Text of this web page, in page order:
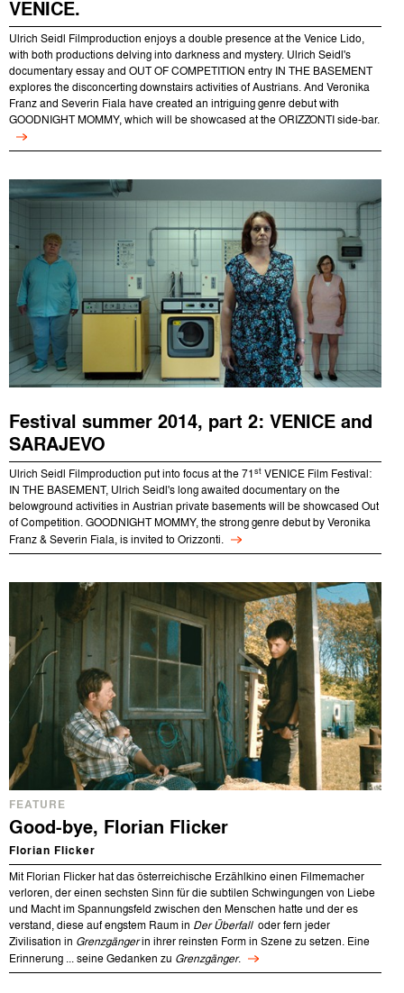
VENICE.
Ulrich Seidl Filmproduction enjoys a double presence at the Venice Lido,
with both productions delving into darkness and mystery. Ulrich Seidl's
documentary essay and OUT OF COMPETITION entry IN THE BASEMENT
explores the disconcerting downstairs activities of Austrians. And Veronika
Franz and Severin Fiala have created an intriguing genre debut with
GOODNIGHT MOMMY, which will be showcased at the ORIZZONTI side-bar.
Festival summer 2014, part 2: VENICE and
SARAJEVO
Ulrich Seidl Filmproduction put into focus at the 71 st VENICE Film Festival:
IN THE BASEMENT, Ulrich Seidl's long awaited documentary on the
belowground activities in Austrian private basements will be showcased Out
of Competition. GOODNIGHT MOMMY, the strong genre debut by Veronika
Franz & Severin Fiala, is invited to Orizzonti.
FEATURE
Good-bye, Florian Flicker
Florian Flicker
Mit Florian Flicker hat das österreichische Erzählkino einen Filmemacher
verloren, der einen sechsten Sinn für die subtilen Schwingungen von Liebe
und Macht im Spannungsfeld zwischen den Menschen hatte und der es
verstand, diese auf engstem Raum in Der Überfall oder fern jeder
Zivilisation in Grenzgängerin ihrer reinsten Form in Szene zu setzen. Eine
Erinnerung ... seine Gedanken zu Grenzgänger.